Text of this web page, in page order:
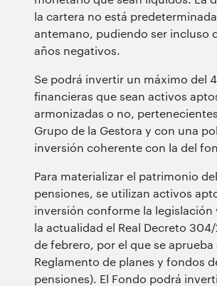
la cartera no está
antemano, pudiendo ser incluso
años negativos.
Se podrá invertir un máximo del
financieras que sean activos
armonizadas o no,
Grupo de la Gestora y con una
inversión coherente con la del
Para materializar el patrimonio
pensiones, se utilizan activos
inversión conforme la legislación
la actualidad el Real Decreto
de febrero, por el que se aprueba
Reglamento de planes y fondos
pensiones). El Fondo podrá